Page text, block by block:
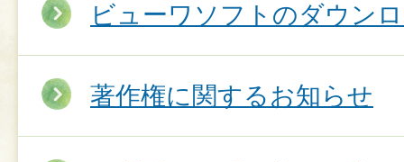
ビューワソフトのダウン
著作権に関するお知らせ